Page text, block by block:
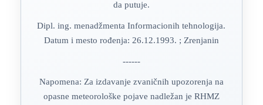
da putuje.
Dipl. ing. menadžmenta Informacionih tehnologija.
Datum i mesto rođenja: 26.12.1993. ; Zrenjanin
------
Napomena: Za izdavanje zvaničnih upozorenja na
opasne meteorološke pojave nadležan je RHMZ